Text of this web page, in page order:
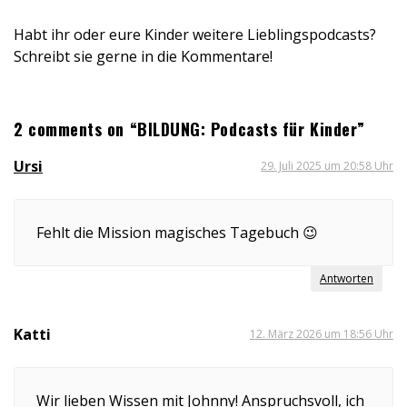
Habt ihr oder eure Kinder weitere Lieblingspodcasts?
Schreibt sie gerne in die Kommentare!
2 comments on “BILDUNG: Podcasts für Kinder”
Ursi 29. Juli 2025 um 20:58 Uhr
Fehlt die Mission magisches Tagebuch 😉
Antworten
Katti 12. März 2026 um 18:56 Uhr
Wir lieben Wissen mit Johnny! Anspruchsvoll, ich